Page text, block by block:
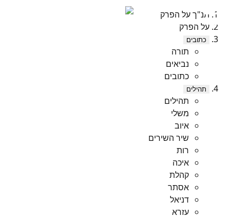
תנ"ך על הפרק
על הפרק
כתובים
תורה
נביאים
כתובים
תהילים
תהילים
משלי
איוב
שיר השירים
רות
איכה
קהלת
אסתר
דניאל
עזרא